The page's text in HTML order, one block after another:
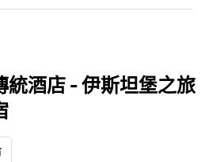
統酒店 - 伊斯坦堡之旅